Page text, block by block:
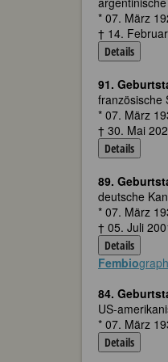
* 07. März
† 14.
Details
91.
französische
* 07. März
† 30. Mai
Details
89.
deutsche
* 07. März
† 05. Juli
Details
Fembio
84.
US-
* 07. März
Details